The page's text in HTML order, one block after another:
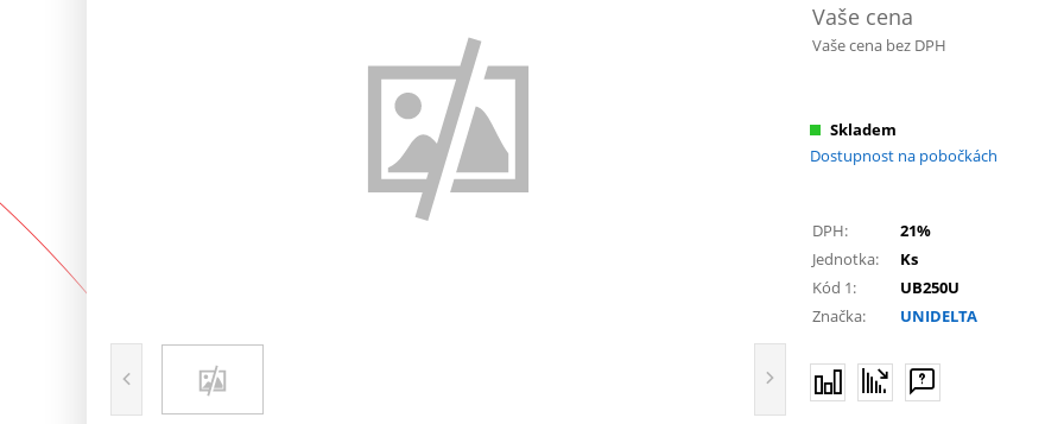
Vaše cena
Vaše cena bez DPH
Skladem
Dostupnost na pobočkách
DPH:
21%
Jednotka:
Ks
Kód 1:
UB250U
Značka:
UNIDELTA